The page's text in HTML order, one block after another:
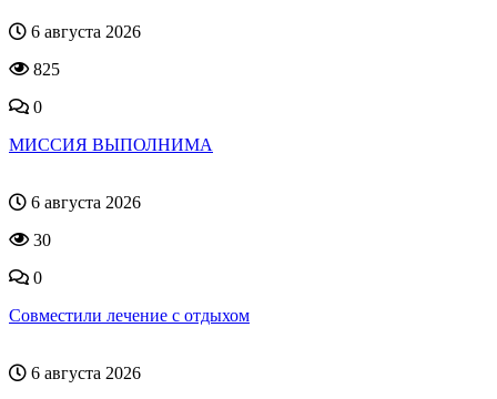
6 августа 2026
825
0
МИССИЯ ВЫПОЛНИМА
6 августа 2026
30
0
Совместили лечение с отдыхом
6 августа 2026